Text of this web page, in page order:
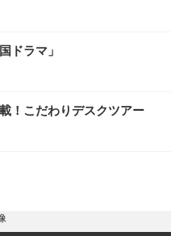
ドラマ」
！こだわりデスクツアー